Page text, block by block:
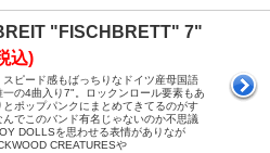
"FISCHBRETT" 7"
込)
ピード感もばっちりなドイツ産母国語
一の4曲入り7"。ロックンロール要素もあ
とポップパンクにまとめてきてるのがす
んでこのバンド有名じゃないのか不思議
DOLLSを思わせる表情がありなが
CREATURESや